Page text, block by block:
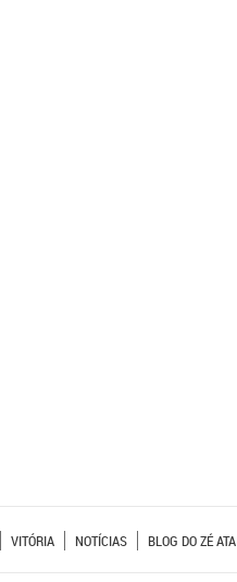
VITÓRIA NOTÍCIAS BLOG DO ZÉ